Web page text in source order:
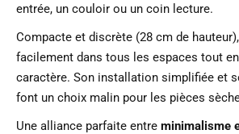
entrée, un couloir ou un coin lecture.
Compacte et discrète (28 cm de
facilement dans tous les espaces tout
caractère. Son installation simplifiée et
font un choix malin pour les pièces
Une alliance parfaite entre minimalisme